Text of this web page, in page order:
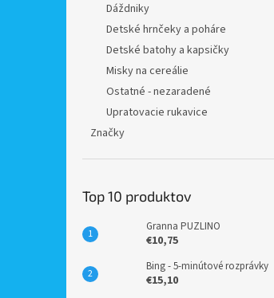
Dáždniky
Detské hrnčeky a poháre
Detské batohy a kapsičky
Misky na cereálie
Ostatné - nezaradené
Upratovacie rukavice
Značky
Top 10 produktov
Granna PUZLINO
€10,75
Bing - 5-minútové rozprávky
€15,10